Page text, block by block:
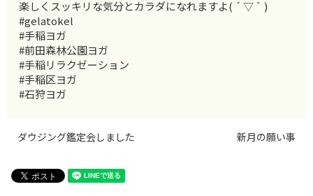
楽しくスッキリな気分とカラダになれますよ( ´ ▽ ` )
#gelatokel
#手稲ヨガ
#前田森林公園ヨガ
#手稲リラクゼーション
#手稲区ヨガ
#石狩ヨガ
ダウジング鑑定会しました 新月の願い事